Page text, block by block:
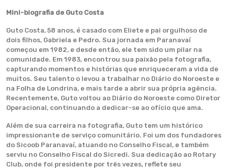
Mini-biografia de Guto Costa
Guto Costa, 58 anos, é casado com Eliete e pai orgulhoso de
dois filhos, Gabriela e Pedro. Sua jornada em Paranavaí
começou em 1982, e desde então, ele tem sido um pilar na
comunidade. Em 1983, encontrou sua paixão pela fotografia,
capturando momentos e histórias que enriqueceram a vida de
muitos. Seu talento o levou a trabalhar no Diário do Noroeste e
na Folha de Londrina, e mais tarde a abrir sua própria agência.
Recentemente, Guto voltou ao Diário do Noroeste como Diretor
Operacional, continuando a dedicar-se ao ofício que ama.
Além de sua carreira na fotografia, Guto tem um histórico
impressionante de serviço comunitário. Foi um dos fundadores
do Sicoob Paranavaí, atuando no Conselho Fiscal, e também
serviu no Conselho Fiscal do Sicredi. Sua dedicação ao Rotary
Club, onde foi presidente por três vezes, reflete seu